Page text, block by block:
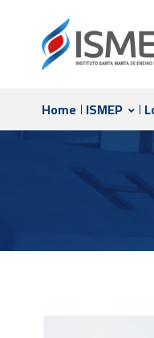
Home ISMEP